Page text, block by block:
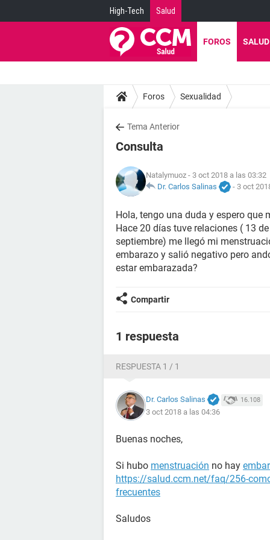
High-Tech Salud
FOROS SALUD
Foros Sexualidad
Tema Anterior
Consulta
Natalymuoz - 3 oct 2018 a las 03:32
Dr. Carlos Salinas
- 3 oct
Hola, tengo una duda y espero que
Hace 20 días tuve relaciones ( 13
septiembre) me llegó mi
embarazo y salió negativo pero
estar embarazada?
Compartir
1 respuesta
RESPUESTA 1 / 1
Dr. Carlos Salinas 16.108
3 oct 2018 a las 04:36
Buenas noches,
Si hubo menstruación no hay
https://salud.ccm.net/faq/256-
frecuentes
Saludos